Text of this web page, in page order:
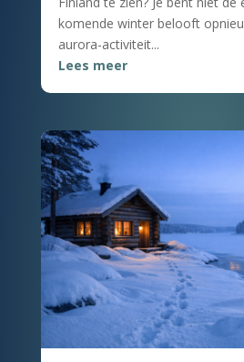
komende winter belooft
aurora-activiteit...
Lees meer